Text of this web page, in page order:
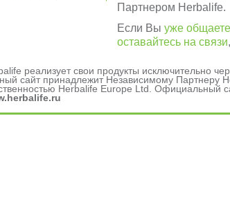
персональных данных
соглашения
Партнером Herbalife.
Если Вы уже
оставайтесь на связи
реализует свои продукты исключительно
сайт принадлежит Независимому Партнеру
Herbalife Europe Ltd. Официальный